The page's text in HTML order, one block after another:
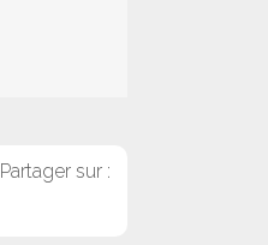
Partager sur :